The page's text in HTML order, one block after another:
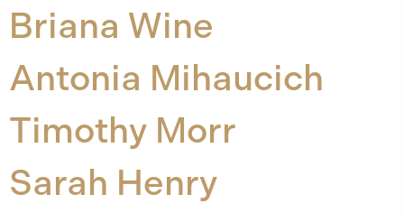
Briana Wine
Antonia Mihaucich
Timothy Morr
Sarah Henry